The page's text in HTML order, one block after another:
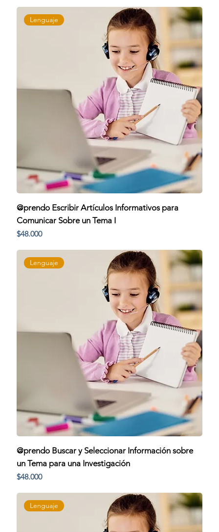
Lenguaje
@prendo Escribir Artículos Informativos para
Comunicar Sobre un Tema I
Precio
$48.000
Lenguaje
@prendo Buscar y Seleccionar Información sobre
un Tema para una Investigación
Precio
$48.000
Lenguaje